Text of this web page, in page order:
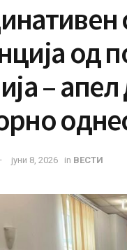
од
–
јуни 8, 2026 in ВЕСТИ